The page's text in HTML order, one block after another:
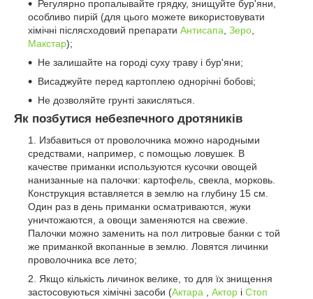
Регулярно пропалывайте грядку, знищуйте бур'яни,
особливо пирій (для цього можете використовувати
хімічні післясходовий препарати Антисапа, Зеро,
Макстар);
Не залишайте на городі суху траву і бур'яни;
Висаджуйте перед картоплею однорічні бобові;
Не дозволяйте грунті закисляться.
Як позбутися небезпечного дротяників
Избавиться от проволочника можно народными
средствами, например, с помощью ловушек. В
качестве приманки используются кусочки овощей
нанизанные на палочки: картофель, свекла, морковь.
Конструкция вставляется в землю на глубину 15 см.
Один раз в день приманки осматриваются, жуки
уничтожаются, а овощи заменяются на свежие.
Палочки можно заменить на пол литровые банки с той
же приманкой вкопанные в землю. Ловятся личинки
проволочника все лето;
Якщо кількість личинок велике, то для їх знищення
застосовуються хімічні засоби (Актара , Актор і Стоп